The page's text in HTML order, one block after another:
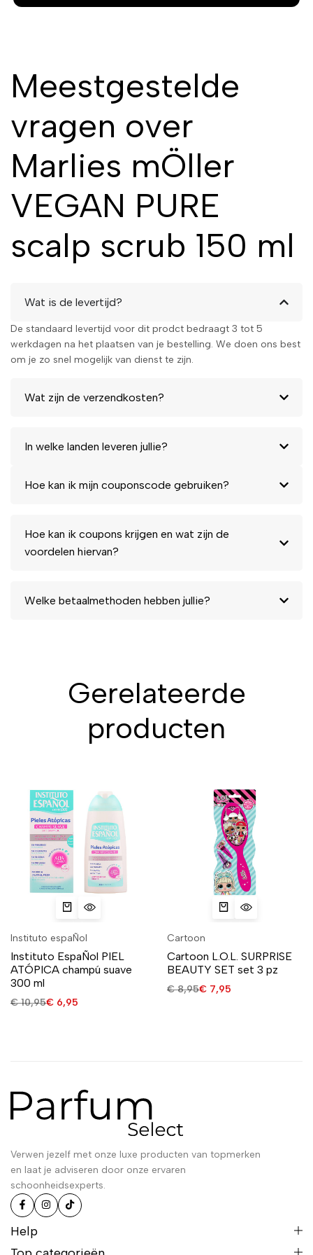
Meestgestelde
vragen over
Marlies mÖller
VEGAN PURE
scalp scrub 150 ml
Wat is de levertijd?
De standaard levertijd voor dit prodct bedraagt 3 tot 5
werkdagen na het plaatsen van je bestelling. We doen ons best
om je zo snel mogelijk van dienst te zijn.
Wat zijn de verzendkosten?
In welke landen leveren jullie?
Hoe kan ik mijn couponscode gebruiken?
Hoe kan ik coupons krijgen en wat zijn de
voordelen hiervan?
Welke betaalmethoden hebben jullie?
Gerelateerde
producten
Instituto espaÑol
Instituto EspaÑol PIEL
ATÓPICA champú suave
300 ml
€10,95€ 6,95
Cartoon
Cartoon L.O.L. SURPRISE
BEAUTY SET set 3 pz
€8,95€ 7,95
Verwen jezelf met onze luxe producten van topmerken
en laat je adviseren door onze ervaren
schoonheidsexperts.
Help